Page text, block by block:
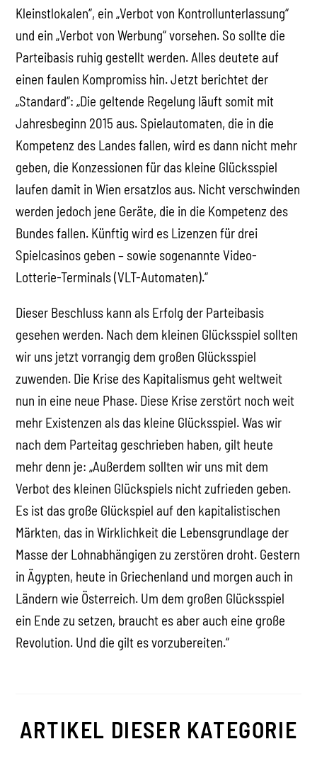
Kleinstlokalen“, ein „Verbot von Kontrollunterlassung“
und ein „Verbot von Werbung“ vorsehen. So sollte die
Parteibasis ruhig gestellt werden. Alles deutete auf
einen faulen Kompromiss hin. Jetzt berichtet der
„Standard“: „Die geltende Regelung läuft somit mit
Jahresbeginn 2015 aus. Spielautomaten, die in die
Kompetenz des Landes fallen, wird es dann nicht mehr
geben, die Konzessionen für das kleine Glücksspiel
laufen damit in Wien ersatzlos aus. Nicht verschwinden
werden jedoch jene Geräte, die in die Kompetenz des
Bundes fallen. Künftig wird es Lizenzen für drei
Spielcasinos geben – sowie sogenannte Video-
Lotterie-Terminals (VLT-Automaten).“
Dieser Beschluss kann als Erfolg der Parteibasis
gesehen werden. Nach dem kleinen Glücksspiel sollten
wir uns jetzt vorrangig dem großen Glücksspiel
zuwenden. Die Krise des Kapitalismus geht weltweit
nun in eine neue Phase. Diese Krise zerstört noch weit
mehr Existenzen als das kleine Glücksspiel. Was wir
nach dem Parteitag geschrieben haben, gilt heute
mehr denn je: „Außerdem sollten wir uns mit dem
Verbot des kleinen Glückspiels nicht zufrieden geben.
Es ist das große Glückspiel auf den kapitalistischen
Märkten, das in Wirklichkeit die Lebensgrundlage der
Masse der Lohnabhängigen zu zerstören droht. Gestern
in Ägypten, heute in Griechenland und morgen auch in
Ländern wie Österreich. Um dem großen Glücksspiel
ein Ende zu setzen, braucht es aber auch eine große
Revolution. Und die gilt es vorzubereiten.“
ARTIKEL DIESER KATEGORIE